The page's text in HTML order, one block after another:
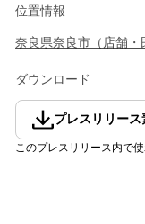
位置情報
奈良県奈良市 （ 店舗・
ダウンロード
プレスリリース
このプレスリリース内で